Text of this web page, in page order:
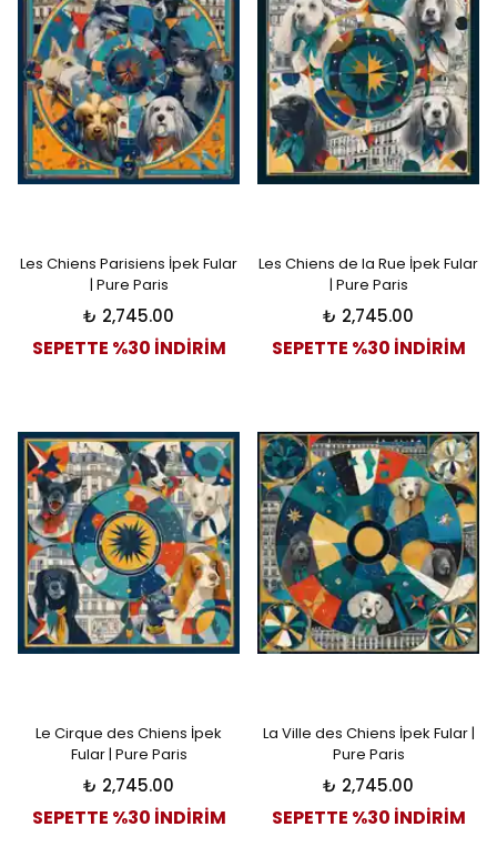
Les Chiens Parisiens İpek Fular
| Pure Paris
₺ 2,745.00
SEPETTE %30 İNDİRİM
Les Chiens de la Rue İpek Fular
| Pure Paris
₺ 2,745.00
SEPETTE %30 İNDİRİM
Le Cirque des Chiens İpek
Fular | Pure Paris
₺ 2,745.00
SEPETTE %30 İNDİRİM
La Ville des Chiens İpek Fular |
Pure Paris
₺ 2,745.00
SEPETTE %30 İNDİRİM